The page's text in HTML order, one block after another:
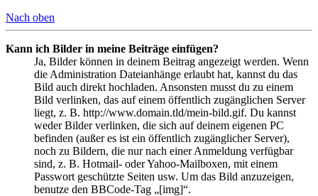
Nach oben
Kann ich Bilder in meine Beiträge einfügen?
Ja, Bilder können in deinem Beitrag angezeigt werden. Wenn
die Administration Dateianhänge erlaubt hat, kannst du das
Bild auch direkt hochladen. Ansonsten musst du zu einem
Bild verlinken, das auf einem öffentlich zugänglichen Server
liegt, z. B. http://www.domain.tld/mein-bild.gif. Du kannst
weder Bilder verlinken, die sich auf deinem eigenen PC
befinden (außer es ist ein öffentlich zugänglicher Server),
noch zu Bildern, die nur nach einer Anmeldung verfügbar
sind, z. B. Hotmail- oder Yahoo-Mailboxen, mit einem
Passwort geschützte Seiten usw. Um das Bild anzuzeigen,
benutze den BBCode-Tag „[img]“.